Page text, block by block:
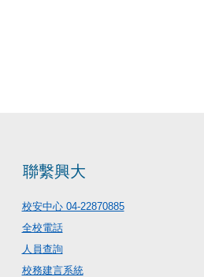
聯繫興大
校安中心 04-22870885
全校電話
人員查詢
校務建言系統